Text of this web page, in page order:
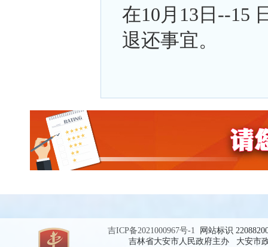
在10月13日--15
退还事宜。
吉ICP备2021000967号-1 网站标识
吉林省大安市人民政府主办 大安市